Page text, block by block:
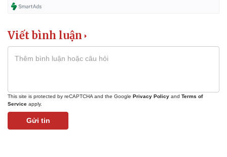
Viết bình luận
This site is protected by reCAPTCHA and the Google Privacy Policy and Terms of
Service apply.
Gửi tin